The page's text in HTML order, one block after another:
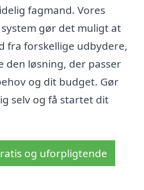
fagmand. Vores
gør det muligt at
fra forskellige udbydere,
den løsning, der passer
og dit budget. Gør
selv og få startet dit
og uforpligtende